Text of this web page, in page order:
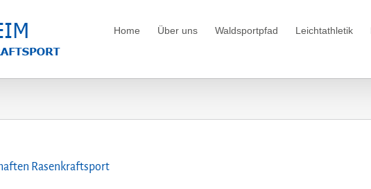
Home Über uns Waldsportpfad Leichtathletik
Rasenkraftsport